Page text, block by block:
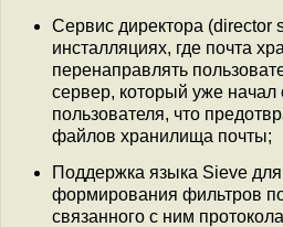
Сервис директора (director
инсталляциях, где почта
перенаправлять
сервер, который уже начал
пользователя, что
файлов хранилища почты;
Поддержка языка Sieve для
формирования фильтров
связанного с ним протокола